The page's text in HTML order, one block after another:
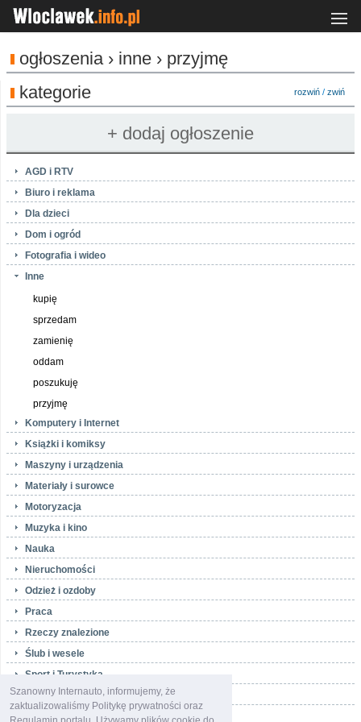
Szanowny Internauto, informujemy, że
zaktualizowaliśmy Politykę prywatności oraz
ogłoszenia › inne › przyjmę
kategorie
rozwiń / zwiń
AGD i RTV
Biuro i reklama
Dla dzieci
Dom i ogród
Fotografia i wideo
Inne
kupię
sprzedam
zamienię
oddam
poszukuję
przyjmę
Komputery i Internet
Książki i komiksy
Maszyny i urządzenia
Materiały i surowce
Motoryzacja
Muzyka i kino
Nauka
Nieruchomości
Odzież i ozdoby
Praca
Rzeczy znalezione
Ślub i wesele
Sport i Turystyka
Telefony i akcesoria
Towarzyskie